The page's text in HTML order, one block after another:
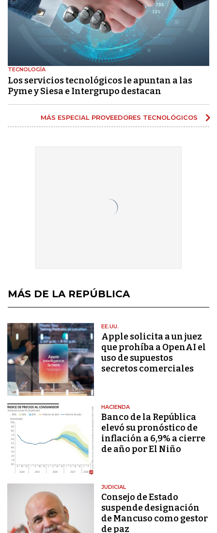
TECNOLOGÍA
Los servicios tecnológicos le apuntan a las
Pyme y Siesa e Intergrupo destacan
MÁS ESPECIAL PROVEEDORES TECNOLÓGICOS
MÁS DE LA REPÚBLICA
EE.UU.
Apple solicita a un juez
que prohíba a OpenAI el
uso de supuestos
secretos comerciales
HACIENDA
Banco de la República
elevó su pronóstico de
inflación a 6,9% a cierre
de año por El Niño
JUDICIAL
Consejo de Estado
suspende designación
de Mancuso como gestor
de paz